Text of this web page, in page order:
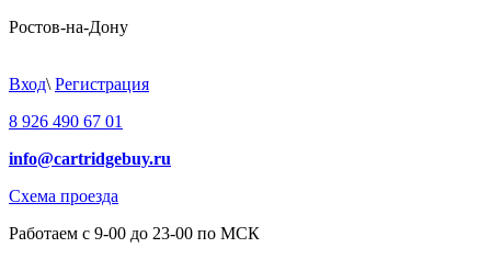
Ростов-на-Дону
Вход\ Регистрация
8 926 490 67 01
info@cartridgebuy.ru
Схема проезда
Работаем с 9-00 до 23-00 по МСК